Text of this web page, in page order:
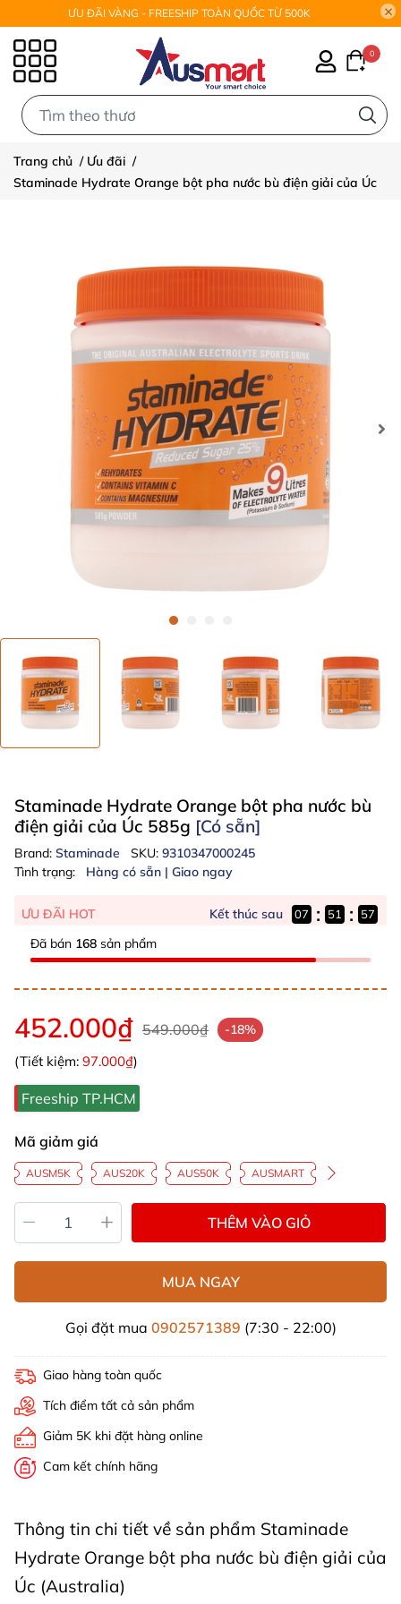
ƯU ĐÃI VÀNG - FREESHIP TOÀN QUỐC TỪ 500K
0
Trang chủ / Ưu đãi /
Staminade Hydrate Orange bột pha nước bù điện giải của Úc
Staminade Hydrate Orange bột pha nước bù
điện giải của Úc 585g [Có sẵn]
Brand: Staminade SKU: 9310347000245
Tình trạng:
Hàng có sẵn | Giao ngay
ƯU ĐÃI HOT Kết thúc sau 07 : 51 : 56
Đã bán 168 sản phẩm
452.000₫ 549.000₫ -18%
(Tiết kiệm: 97.000₫)
Freeship TP.HCM
Mã giảm giá
AUSM5K AUS20K AUS50K AUSMART
THÊM VÀO GIỎ
MUA NGAY
Gọi đặt mua 0902571389 (7:30 - 22:00)
Giao hàng toàn quốc
Tích điểm tất cả sản phẩm
Giảm 5K khi đặt hàng online
Cam kết chính hãng
Thông tin chi tiết về sản phẩm Staminade
Hydrate Orange bột pha nước bù điện giải của
Úc (Australia)